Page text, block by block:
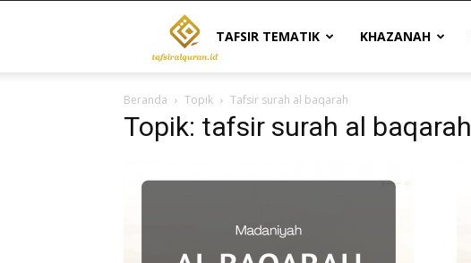
Tafsir
Al
Quran
|
TAFSIR TEMATIK KHAZANAH
Beranda Topik Tafsir surah al baqarah
Topik: tafsir surah al baqarah